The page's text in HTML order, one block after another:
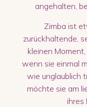
angehalten,
Zimba ist
zurückhaltende,
kleinen
wenn sie einmal
wie unglaublich
möchte sie am
ihres